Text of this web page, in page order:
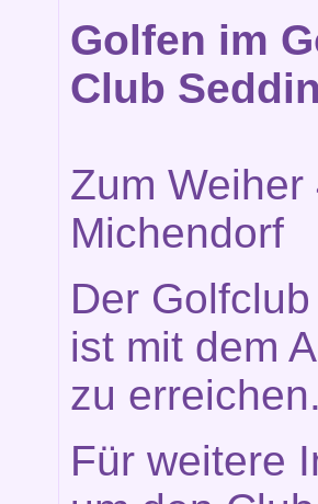
Golfen im
Club
Zum
Michendorf
Der
ist mit dem
zu
Für weitere